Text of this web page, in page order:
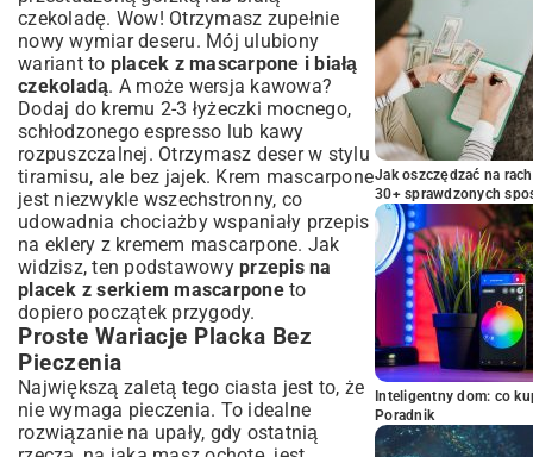
czekoladę. Wow! Otrzymasz zupełnie
nowy wymiar deseru. Mój ulubiony
wariant to placek z mascarpone i białą
czekoladą. A może wersja kawowa?
Dodaj do kremu 2-3 łyżeczki mocnego,
schłodzonego espresso lub kawy
rozpuszczalnej. Otrzymasz deser w stylu
tiramisu, ale bez jajek. Krem mascarpone
jest niezwykle wszechstronny, co
udowadnia chociażby wspaniały przepis
na eklery z kremem mascarpone. Jak
widzisz, ten podstawowy przepis na
placek z serkiem mascarponeto
dopiero początek przygody.
Proste Wariacje Placka Bez
Pieczenia
Największą zaletą tego ciasta jest to, że
nie wymaga pieczenia. To idealne
rozwiązanie na upały, gdy ostatnią
Jak oszczędzać na
30+ sprawdzonych
Inteligentny dom: co
Poradnik